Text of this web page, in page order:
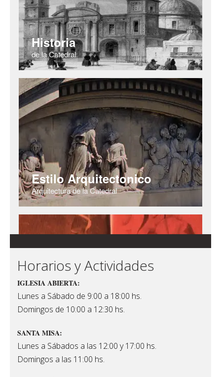
Horarios y Actividades
IGLESIA ABIERTA:
Lunes a Sábado de 9:00 a 18:00 hs.
Domingos de 10:00 a 12:30 hs.
SANTA MISA:
Lunes a Sábados a las 12:00 y 17:00 hs.
Domingos a las 11:00 hs.